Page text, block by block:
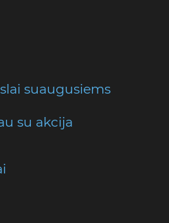
suaugusiems
su akcija